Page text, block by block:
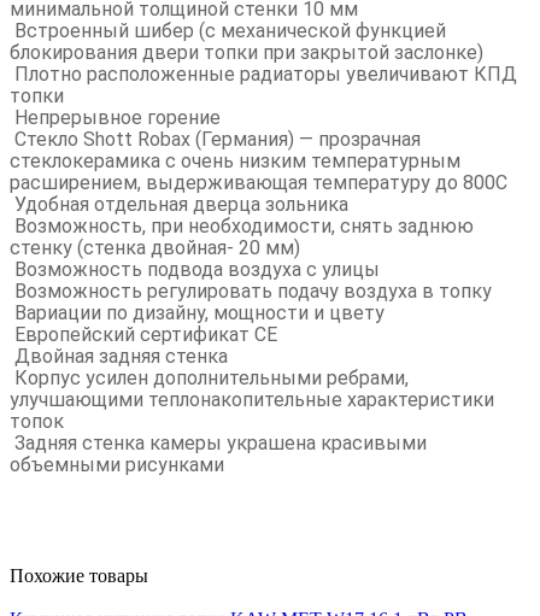
минимальной толщиной стенки 10 мм
Встроенный шибер (с механической функцией
блокирования двери топки при закрытой заслонке)
Плотно расположенные радиаторы увеличивают КПД
топки
Непрерывное горение
Стекло Shott Robax (Германия) — прозрачная
стеклокерамика с очень низким температурным
расширением, выдерживающая температуру до 800С
Удобная отдельная дверца зольника
Возможность, при необходимости, снять заднюю
стенку (стенка двойная- 20 мм)
Возможность подвода воздуха с улицы
Возможность регулировать подачу воздуха в топку
Вариации по дизайну, мощности и цвету
Европейский сертификат СЕ
Двойная задняя стенка
Корпус усилен дополнительными ребрами,
улучшающими теплонакопительные характеристики
топок
Задняя стенка камеры украшена красивыми
объемными рисунками
Похожие товары